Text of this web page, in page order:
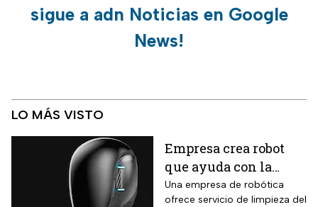
sigue a adn Noticias en Google
News!
LO MÁS VISTO
Empresa crea robot
que ayuda con la
limpieza del hogar
Una empresa de robótica
ofrece servicio de limpieza del